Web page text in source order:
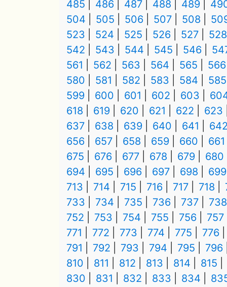
485 486 487 488 489
504
505 506 507 508
523
524 525 526 527
528
542
543 544 545 546
561
562 563 564 565
566
580
581 582 583 584
585
599
600 601 602 603
618
619 620 621 622
623
637
638 639 640 641
656
657 658 659 660
661
675
676 677 678 679
680
694
695 696 697 698
699
713
714 715 716 717 718
733
734 735 736 737
738
752
753 754 755 756
757
771
772 773 774 775
776
791
792 793 794 795
796
810
811 812 813 814
815
830
831 832 833 834